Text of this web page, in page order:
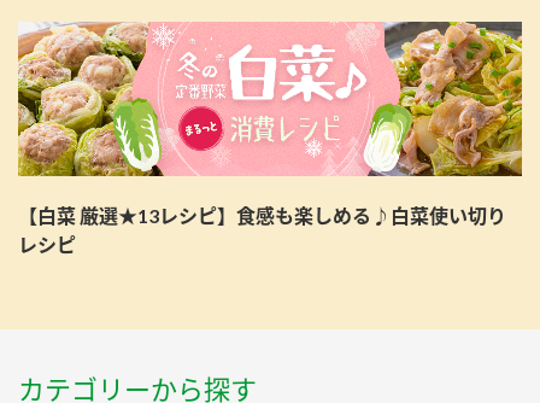
【白菜 厳選★13レシピ】食感も楽しめる♪白菜使い切り
レシピ
カテゴリーから探す